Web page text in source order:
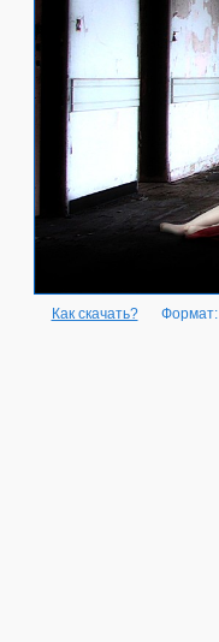
Как скачать? Формат: